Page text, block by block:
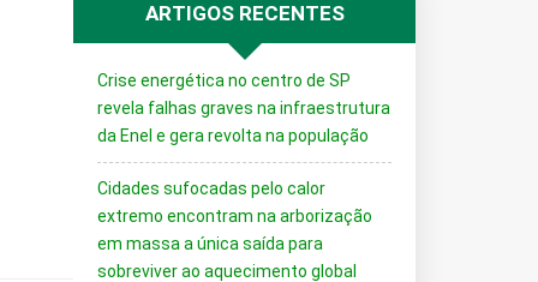
ARTIGOS RECENTES
Crise energética no centro de SP
revela falhas graves na infraestrutura
da Enel e gera revolta na população
Cidades sufocadas pelo calor
extremo encontram na arborização
em massa a única saída para
sobreviver ao aquecimento global